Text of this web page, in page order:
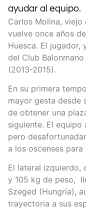
ayudar al equipo.
Carlos Molina,
vuelve once años
Huesca. El
del Club
(2013-2015).
En su primera
mayor gesta desde
de obtener una
siguiente. El equipo
pero
a los oscenses
El lateral izquierdo,
y 105 kg de peso,
Szeged (Hungría),
trayectoria a sus